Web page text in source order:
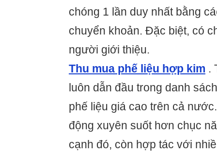
chóng 1 lần duy nhất bằng
chuyển khoản. Đặc biệt, có
người giới thiệu.
Thu mua phế liệu hợp kim .
luôn dẫn đầu trong danh
phế liệu giá cao trên cả
động xuyên suốt hơn chục
cạnh đó, còn hợp tác với